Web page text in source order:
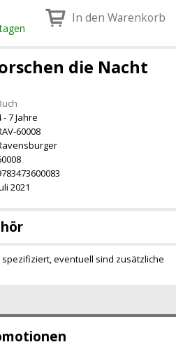
In den Warenkorb
die Nacht
- 7 Jahre
60008
2021
eventuell sind zusätzliche